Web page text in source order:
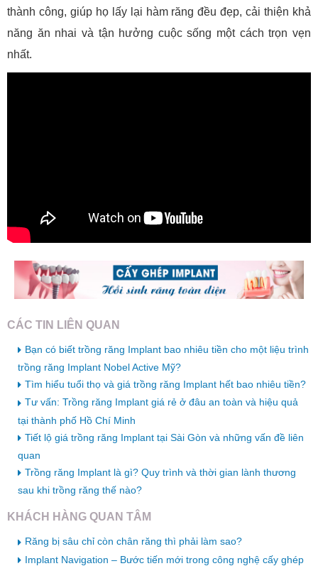
thành công, giúp họ lấy lại hàm răng đều đẹp, cải thiện khả
năng ăn nhai và tận hưởng cuộc sống một cách trọn vẹn
nhất.
CÁC TIN LIÊN QUAN
Bạn có biết trồng răng Implant bao nhiêu tiền cho một liệu trình
trồng răng Implant Nobel Active Mỹ?
Tìm hiểu tuổi thọ và giá trồng răng Implant hết bao nhiêu tiền?
Tư vấn: Trồng răng Implant giá rẻ ở đâu an toàn và hiệu quả
tại thành phố Hồ Chí Minh
Tiết lộ giá trồng răng Implant tại Sài Gòn và những vấn đề liên
quan
Trồng răng Implant là gì? Quy trình và thời gian lành thương
sau khi trồng răng thế nào?
KHÁCH HÀNG QUAN TÂM
Răng bị sâu chỉ còn chân răng thì phải làm sao?
Implant Navigation – Bước tiến mới trong công nghệ cấy ghép